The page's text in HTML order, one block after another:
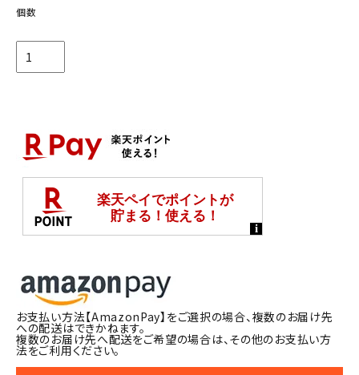
個数
お支払い方法【AmazonPay】をご選択の場合、複数のお届け先
への配送はできかねます。
複数のお届け先へ配送をご希望の場合は、その他のお支払い方
法をご利用ください。